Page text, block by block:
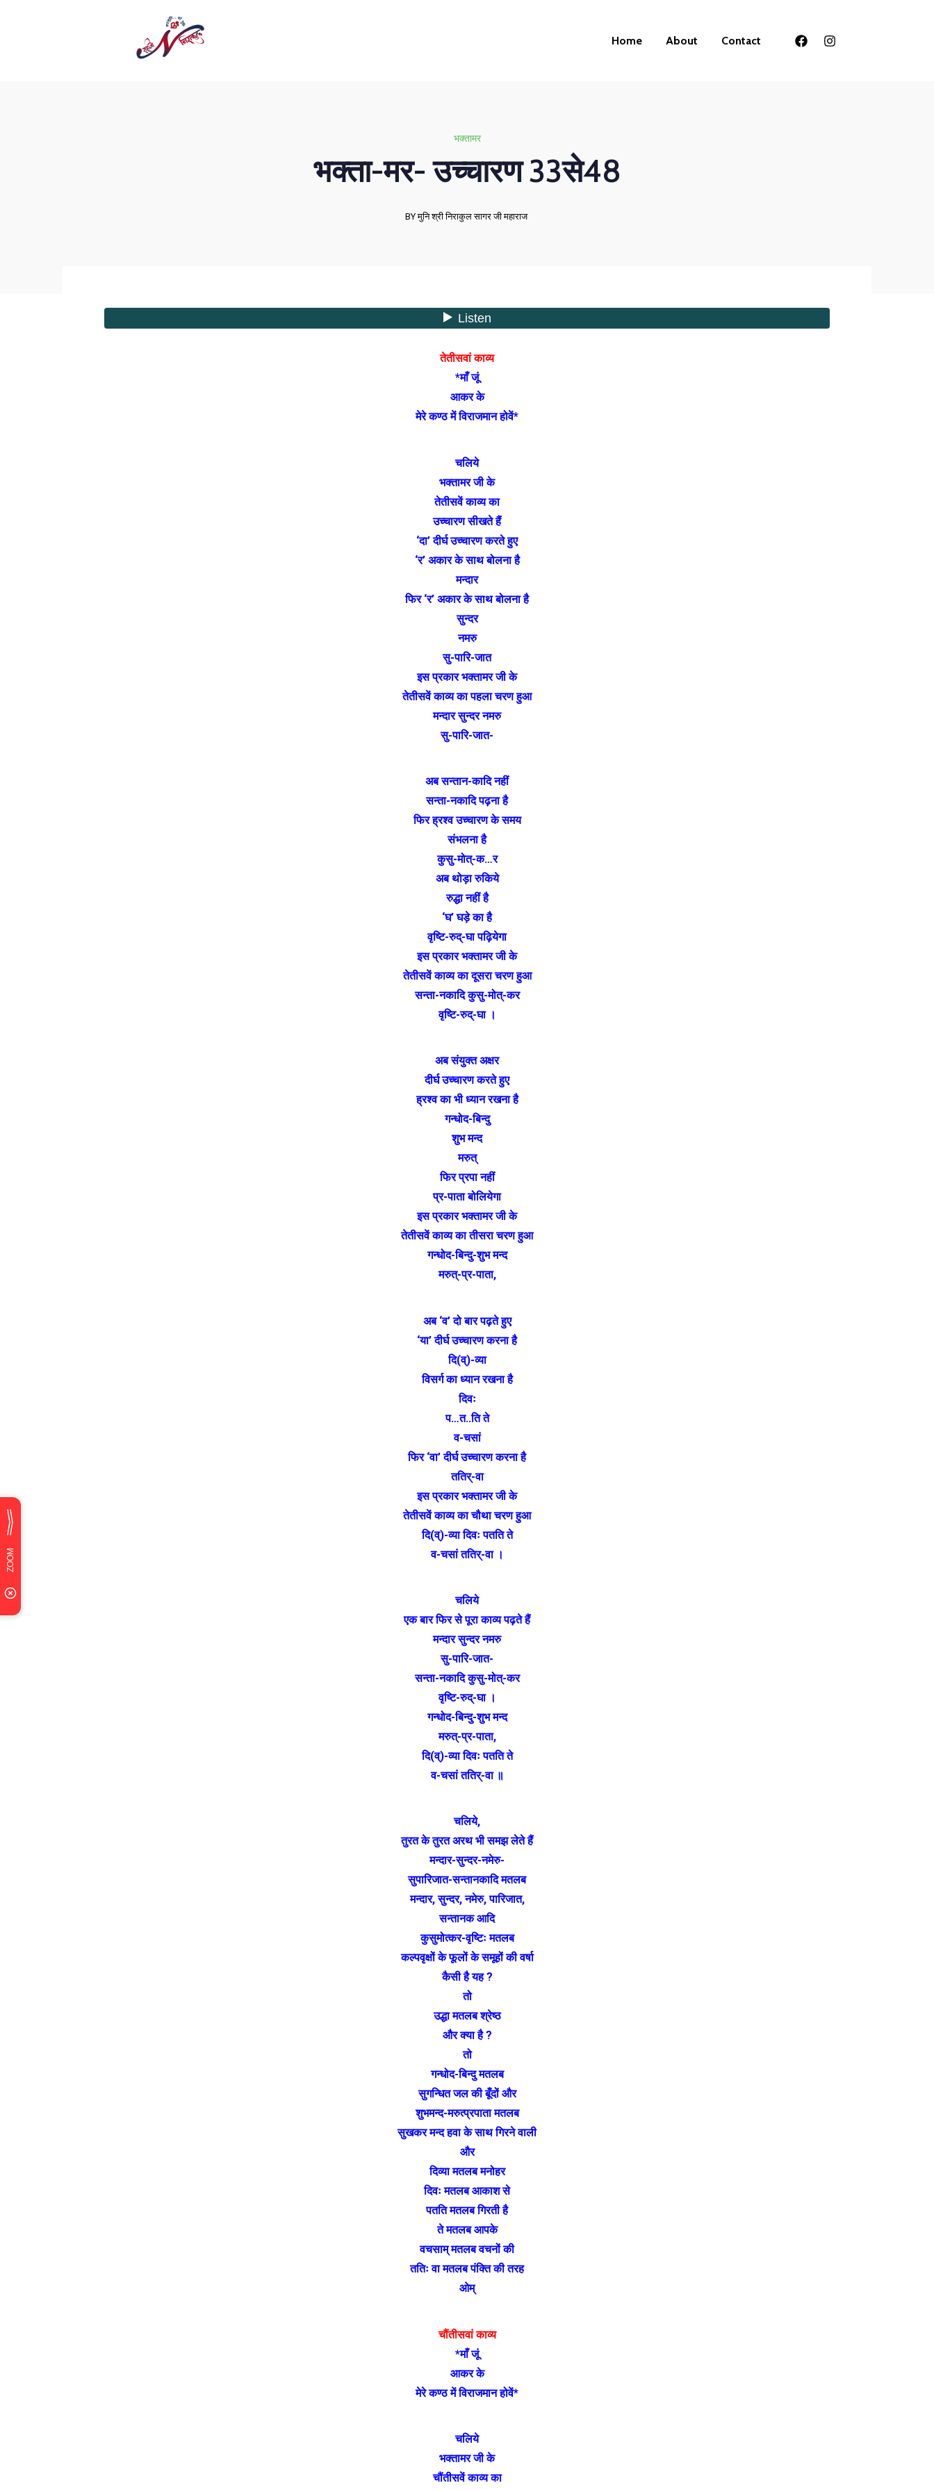
Home About Contact
भक्तामर
भक्ता-मर- उच्चारण 33से48
BY मुनि श्री निराकुल सागर जी महाराज
तेतीसवां काव्य
*माँ जूं
आकर के
मेरे कण्ठ में विराजमान होवें*
चलिये
भक्तामर जी के
तेतीसवें काव्य का
उच्चारण सीखते हैं
‘दा’ दीर्घ उच्चारण करते हुए
‘र’ अकार के साथ बोलना है
मन्दार
फिर ‘र’ अकार के साथ बोलना है
सुन्दर
नमरु
सु-पारि-जात
इस प्रकार भक्तामर जी के
तेतीसवें काव्य का पहला चरण हुआ
मन्दार सुन्दर नमरु
सु-पारि-जात-
अब सन्तान-कादि नहीं
सन्ता-नकादि पढ़ना है
फिर ह्रश्व उच्चारण के समय
संभलना है
कुसु-मोत्-क…र
अब थोड़ा रुकिये
रुद्धा नहीं है
‘घ’ घड़े का है
वृष्टि-रुद्-घा पढ़ियेगा
इस प्रकार भक्तामर जी के
तेतीसवें काव्य का दूसरा चरण हुआ
सन्ता-नकादि कुसु-मोत्-कर
वृष्टि-रुद्-घा ।
अब संयुक्त अक्षर
दीर्घ उच्चारण करते हुए
ह्रश्व का भी ध्यान रखना है
गन्धोद-बिन्दु
शुभ मन्द
मरुत्
फिर प्रपा नहीं
प्र-पाता बोलियेगा
इस प्रकार भक्तामर जी के
तेतीसवें काव्य का तीसरा चरण हुआ
गन्धोद-बिन्दु-शुभ मन्द
मरुत्-प्र-पाता,
अब ‘व’ दो बार पढ़ते हुए
‘या’ दीर्घ उच्चारण करना है
दि(व्)-व्या
विसर्ग का ध्यान रखना है
दिवः
प…त..ति ते
व-चसां
फिर ‘वा’ दीर्घ उच्चारण करना है
ततिर्-वा
इस प्रकार भक्तामर जी के
तेतीसवें काव्य का चौथा चरण हुआ
दि(व्)-व्या दिवः पतति ते
व-चसां ततिर्-वा ।
चलिये
एक बार फिर से पूरा काव्य पढ़ते हैं
मन्दार सुन्दर नमरु
सु-पारि-जात-
सन्ता-नकादि कुसु-मोत्-कर
वृष्टि-रुद्-घा ।
गन्धोद-बिन्दु-शुभ मन्द
मरुत्-प्र-पाता,
दि(व्)-व्या दिवः पतति ते
व-चसां ततिर्-वा ॥
चलिये,
तुरत के तुरत अरथ भी समझ लेते हैं
मन्दार-सुन्दर-नमेरु-
सुपारिजात-सन्तानकादि मतलब
मन्दार, सुन्दर, नमेरु, पारिजात,
सन्तानक आदि
कुसुमोत्कर-वृष्टिः मतलब
कल्पवृक्षों के फूलों के समूहों की वर्षा
कैसी है यह ?
तो
उद्धा मतलब श्रेष्ठ
और क्या है ?
तो
गन्धोद-बिन्दु मतलब
सुगन्धित जल की बूँदों और
शुभमन्द-मरुत्प्रपाता मतलब
सुखकर मन्द हवा के साथ गिरने वाली
और
दिव्या मतलब मनोहर
दिवः मतलब आकाश से
पतति मतलब गिरती है
ते मतलब आपके
वचसाम् मतलब वचनों की
ततिः वा मतलब पंक्ति की तरह
ओम्
चौंतीसवां काव्य
*माँ जूं
आकर के
मेरे कण्ठ में विराजमान होवें*
चलिये
भक्तामर जी के
चौंतीसवें काव्य का